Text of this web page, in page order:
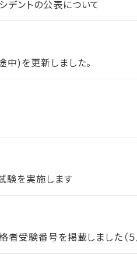
デントの公表について
)を更新しました。
験を実施します
者受験番号を掲載しました（